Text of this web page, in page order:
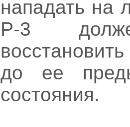
нападать на
P-3
до ее
состояния.